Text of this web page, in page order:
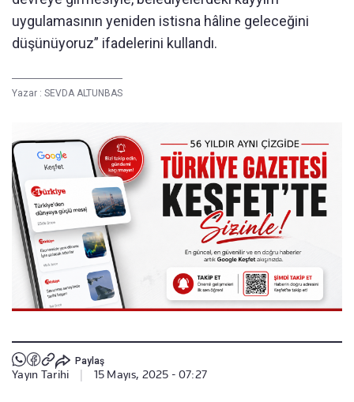
uygulamasının yeniden istisna hâline geleceğini
düşünüyoruz” ifadelerini kullandı.
Yazar : SEVDA ALTUNBAS
Paylaş
Yayın Tarihi 15 Mayıs, 2025 - 07:27